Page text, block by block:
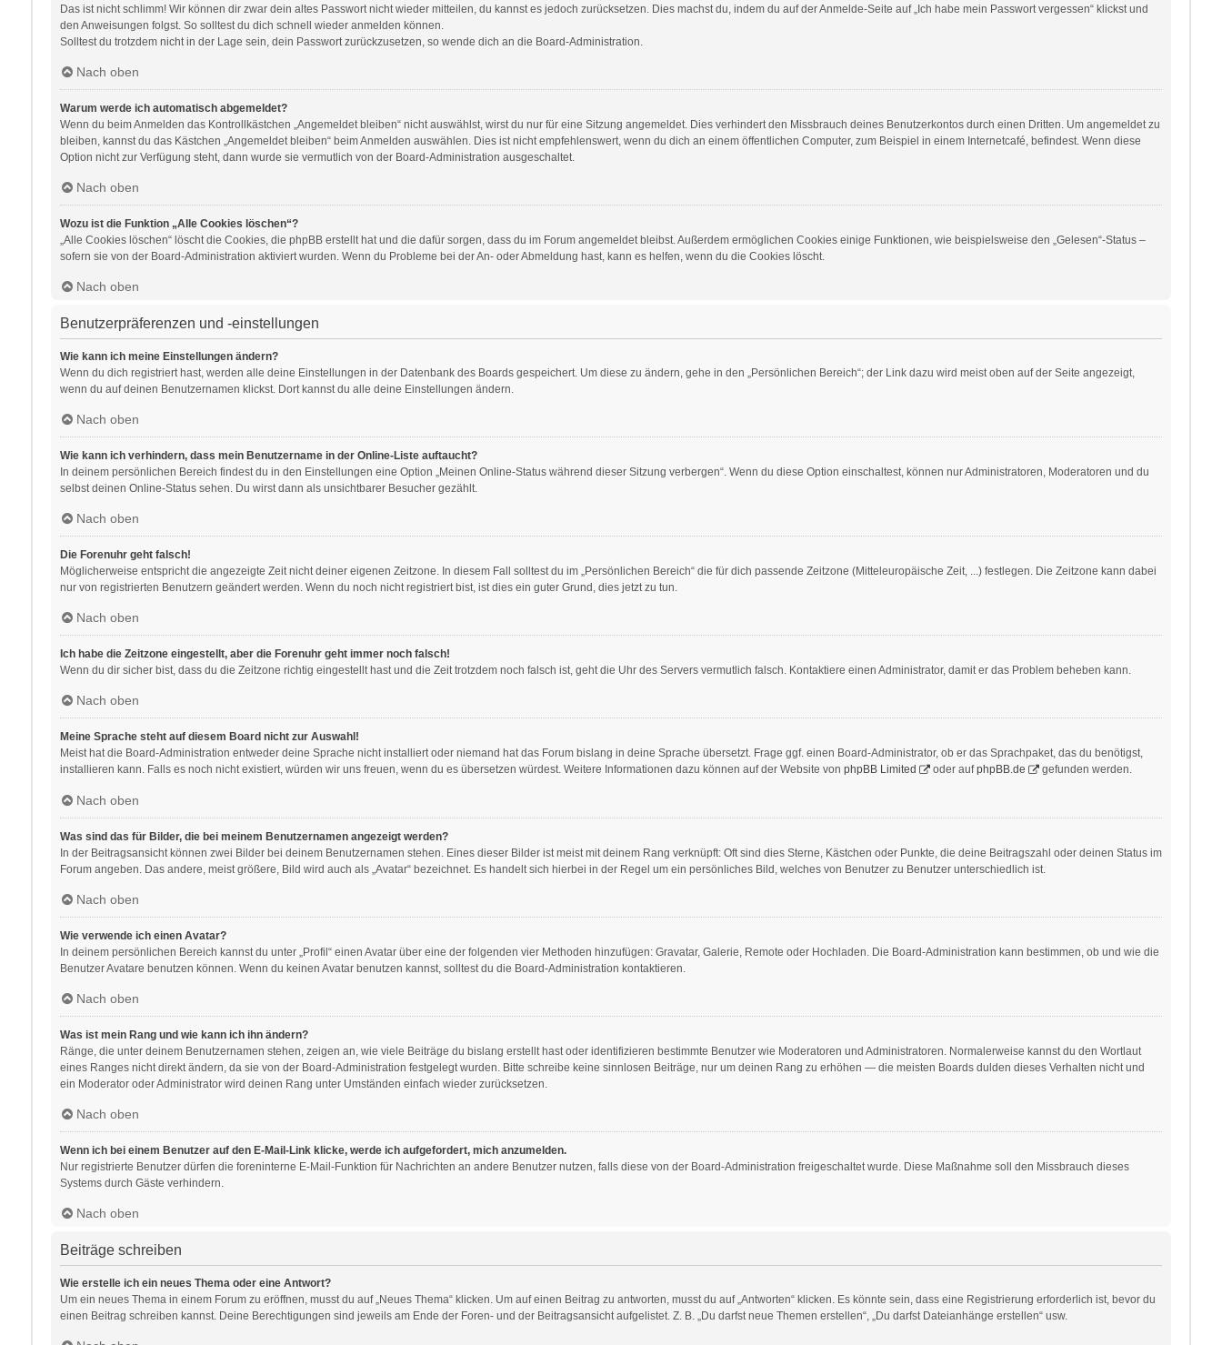
Das ist nicht schlimm! Wir können dir zwar dein altes Passwort nicht wieder mitteilen, du kannst es jedoch zurücksetzen. Dies machst du, indem du auf der Anmelde-Seite auf „Ich habe mein Passwort vergessen“ klickst und
den Anweisungen folgst. So solltest du dich schnell wieder anmelden können.
Solltest du trotzdem nicht in der Lage sein, dein Passwort zurückzusetzen, so wende dich an die Board-Administration.
Nach oben
Warum werde ich automatisch abgemeldet?
Wenn du beim Anmelden das Kontrollkästchen „Angemeldet bleiben“ nicht auswählst, wirst du nur für eine Sitzung angemeldet. Dies verhindert den Missbrauch deines Benutzerkontos durch einen Dritten. Um angemeldet zu
bleiben, kannst du das Kästchen „Angemeldet bleiben“ beim Anmelden auswählen. Dies ist nicht empfehlenswert, wenn du dich an einem öffentlichen Computer, zum Beispiel in einem Internetcafé, befindest. Wenn diese
Option nicht zur Verfügung steht, dann wurde sie vermutlich von der Board-Administration ausgeschaltet.
Nach oben
Wozu ist die Funktion „Alle Cookies löschen“?
„Alle Cookies löschen“ löscht die Cookies, die phpBB erstellt hat und die dafür sorgen, dass du im Forum angemeldet bleibst. Außerdem ermöglichen Cookies einige Funktionen, wie beispielsweise den „Gelesen“-Status –
sofern sie von der Board-Administration aktiviert wurden. Wenn du Probleme bei der An- oder Abmeldung hast, kann es helfen, wenn du die Cookies löscht.
Nach oben
Benutzerpräferenzen und -einstellungen
Wie kann ich meine Einstellungen ändern?
Wenn du dich registriert hast, werden alle deine Einstellungen in der Datenbank des Boards gespeichert. Um diese zu ändern, gehe in den „Persönlichen Bereich“; der Link dazu wird meist oben auf der Seite angezeigt,
wenn du auf deinen Benutzernamen klickst. Dort kannst du alle deine Einstellungen ändern.
Nach oben
Wie kann ich verhindern, dass mein Benutzername in der Online-Liste auftaucht?
In deinem persönlichen Bereich findest du in den Einstellungen eine Option „Meinen Online-Status während dieser Sitzung verbergen“. Wenn du diese Option einschaltest, können nur Administratoren, Moderatoren und du
selbst deinen Online-Status sehen. Du wirst dann als unsichtbarer Besucher gezählt.
Nach oben
Die Forenuhr geht falsch!
Möglicherweise entspricht die angezeigte Zeit nicht deiner eigenen Zeitzone. In diesem Fall solltest du im „Persönlichen Bereich“ die für dich passende Zeitzone (Mitteleuropäische Zeit, ...) festlegen. Die Zeitzone kann dabei
nur von registrierten Benutzern geändert werden. Wenn du noch nicht registriert bist, ist dies ein guter Grund, dies jetzt zu tun.
Nach oben
Ich habe die Zeitzone eingestellt, aber die Forenuhr geht immer noch falsch!
Wenn du dir sicher bist, dass du die Zeitzone richtig eingestellt hast und die Zeit trotzdem noch falsch ist, geht die Uhr des Servers vermutlich falsch. Kontaktiere einen Administrator, damit er das Problem beheben kann.
Nach oben
Meine Sprache steht auf diesem Board nicht zur Auswahl!
Meist hat die Board-Administration entweder deine Sprache nicht installiert oder niemand hat das Forum bislang in deine Sprache übersetzt. Frage ggf. einen Board-Administrator, ob er das Sprachpaket, das du benötigst,
installieren kann. Falls es noch nicht existiert, würden wir uns freuen, wenn du es übersetzen würdest. Weitere Informationen dazu können auf der Website von phpBB Limited oder aufphpBB.de gefunden werden.
Nach oben
Was sind das für Bilder, die bei meinem Benutzernamen angezeigt werden?
In der Beitragsansicht können zwei Bilder bei deinem Benutzernamen stehen. Eines dieser Bilder ist meist mit deinem Rang verknüpft: Oft sind dies Sterne, Kästchen oder Punkte, die deine Beitragszahl oder deinen Status im
Forum angeben. Das andere, meist größere, Bild wird auch als „Avatar“ bezeichnet. Es handelt sich hierbei in der Regel um ein persönliches Bild, welches von Benutzer zu Benutzer unterschiedlich ist.
Nach oben
Wie verwende ich einen Avatar?
In deinem persönlichen Bereich kannst du unter „Profil“ einen Avatar über eine der folgenden vier Methoden hinzufügen: Gravatar, Galerie, Remote oder Hochladen. Die Board-Administration kann bestimmen, ob und wie die
Benutzer Avatare benutzen können. Wenn du keinen Avatar benutzen kannst, solltest du die Board-Administration kontaktieren.
Nach oben
Was ist mein Rang und wie kann ich ihn ändern?
Ränge, die unter deinem Benutzernamen stehen, zeigen an, wie viele Beiträge du bislang erstellt hast oder identifizieren bestimmte Benutzer wie Moderatoren und Administratoren. Normalerweise kannst du den Wortlaut
eines Ranges nicht direkt ändern, da sie von der Board-Administration festgelegt wurden. Bitte schreibe keine sinnlosen Beiträge, nur um deinen Rang zu erhöhen — die meisten Boards dulden dieses Verhalten nicht und
ein Moderator oder Administrator wird deinen Rang unter Umständen einfach wieder zurücksetzen.
Nach oben
Wenn ich bei einem Benutzer auf den E-Mail-Link klicke, werde ich aufgefordert, mich anzumelden.
Nur registrierte Benutzer dürfen die foreninterne E-Mail-Funktion für Nachrichten an andere Benutzer nutzen, falls diese von der Board-Administration freigeschaltet wurde. Diese Maßnahme soll den Missbrauch dieses
Systems durch Gäste verhindern.
Nach oben
Beiträge schreiben
Wie erstelle ich ein neues Thema oder eine Antwort?
Um ein neues Thema in einem Forum zu eröffnen, musst du auf „Neues Thema“ klicken. Um auf einen Beitrag zu antworten, musst du auf „Antworten“ klicken. Es könnte sein, dass eine Registrierung erforderlich ist, bevor du
einen Beitrag schreiben kannst. Deine Berechtigungen sind jeweils am Ende der Foren- und der Beitragsansicht aufgelistet. Z. B. „Du darfst neue Themen erstellen“, „Du darfst Dateianhänge erstellen“ usw.